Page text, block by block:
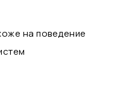
на поведение